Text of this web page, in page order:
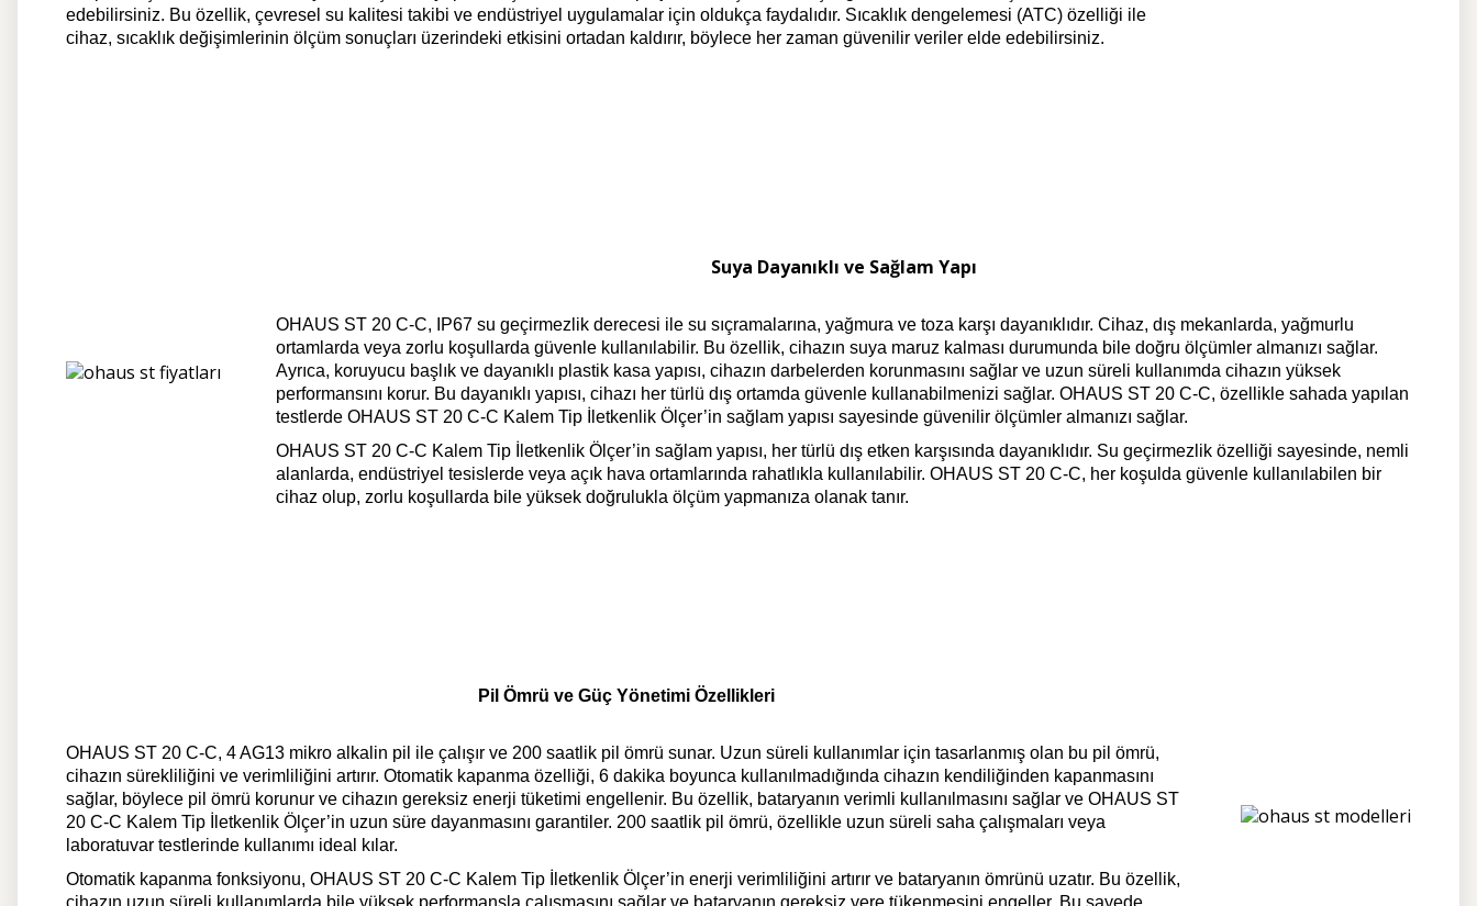
edebilirsiniz. Bu özellik, çevresel su kalitesi takibi ve endüstriyel uygulamalar için oldukça faydalıdır. Sıcaklık dengelemesi (ATC) özelliği ile
cihaz, sıcaklık değişimlerinin ölçüm sonuçları üzerindeki etkisini ortadan kaldırır, böylece her zaman güvenilir veriler elde edebilirsiniz.
Suya Dayanıklı ve Sağlam Yapı
OHAUS ST 20 C-C, IP67 su geçirmezlik derecesi ile su sıçramalarına, yağmura ve toza karşı dayanıklıdır. Cihaz, dış mekanlarda, yağmurlu
ortamlarda veya zorlu koşullarda güvenle kullanılabilir. Bu özellik, cihazın suya maruz kalması durumunda bile doğru ölçümler almanızı sağlar.
Ayrıca, koruyucu başlık ve dayanıklı plastik kasa yapısı, cihazın darbelerden korunmasını sağlar ve uzun süreli kullanımda cihazın yüksek
performansını korur. Bu dayanıklı yapısı, cihazı her türlü dış ortamda güvenle kullanabilmenizi sağlar. OHAUS ST 20 C-C, özellikle sahada yapılan
testlerde OHAUS ST 20 C-C Kalem Tip İletkenlik Ölçer’in sağlam yapısı sayesinde güvenilir ölçümler almanızı sağlar.
OHAUS ST 20 C-C Kalem Tip İletkenlik Ölçer’in sağlam yapısı, her türlü dış etken karşısında dayanıklıdır. Su geçirmezlik özelliği sayesinde, nemli
alanlarda, endüstriyel tesislerde veya açık hava ortamlarında rahatlıkla kullanılabilir. OHAUS ST 20 C-C, her koşulda güvenle kullanılabilen bir
cihaz olup, zorlu koşullarda bile yüksek doğrulukla ölçüm yapmanıza olanak tanır.
Pil Ömrü ve Güç Yönetimi Özellikleri
OHAUS ST 20 C-C, 4 AG13 mikro alkalin pil ile çalışır ve 200 saatlik pil ömrü sunar. Uzun süreli kullanımlar için tasarlanmış olan bu pil ömrü,
cihazın sürekliliğini ve verimliliğini artırır. Otomatik kapanma özelliği, 6 dakika boyunca kullanılmadığında cihazın kendiliğinden kapanmasını
sağlar, böylece pil ömrü korunur ve cihazın gereksiz enerji tüketimi engellenir. Bu özellik, bataryanın verimli kullanılmasını sağlar ve OHAUS ST
20 C-C Kalem Tip İletkenlik Ölçer’in uzun süre dayanmasını garantiler. 200 saatlik pil ömrü, özellikle uzun süreli saha çalışmaları veya
laboratuvar testlerinde kullanımı ideal kılar.
Otomatik kapanma fonksiyonu, OHAUS ST 20 C-C Kalem Tip İletkenlik Ölçer’in enerji verimliliğini artırır ve bataryanın ömrünü uzatır. Bu özellik,
cihazın uzun süreli kullanımlarda bile yüksek performansla çalışmasını sağlar ve bataryanın gereksiz yere tükenmesini engeller. Bu sayede